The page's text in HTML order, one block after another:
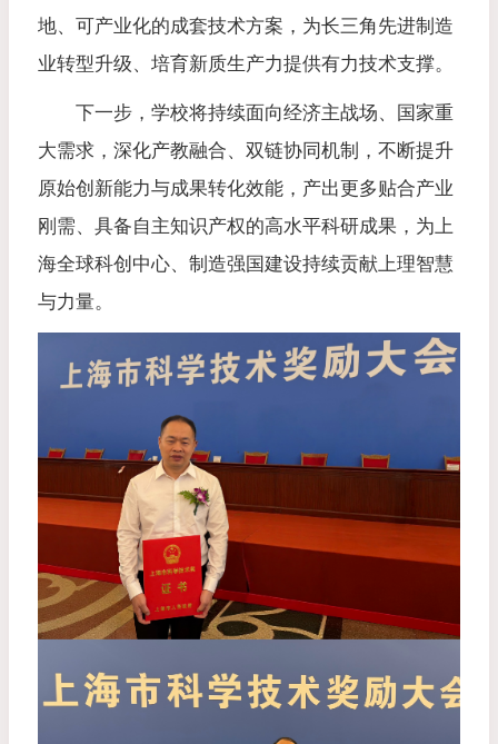
地、可产业化的成套技术方案，为长三角先进制造
业转型升级、培育新质生产力提供有力技术支撑。
下一步，学校将持续面向经济主战场、国家重
大需求，深化产教融合、双链协同机制，不断提升
原始创新能力与成果转化效能，产出更多贴合产业
刚需、具备自主知识产权的高水平科研成果，为上
海全球科创中心、制造强国建设持续贡献上理智慧
与力量。